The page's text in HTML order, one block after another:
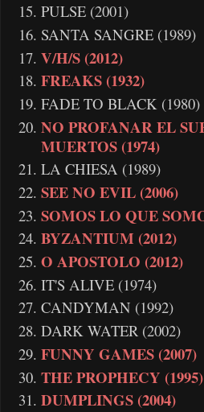
PULSE (2001)
SANTA SANGRE (1989)
V/H/S (2012)
FREAKS (1932)
FADE TO BLACK (1980)
NO PROFANAR EL
MUERTOS (1974)
LA CHIESA (1989)
SEE NO EVIL (2006)
SOMOS LO QUE
BYZANTIUM (2012)
O APOSTOLO (2012)
IT'S ALIVE (1974)
CANDYMAN (1992)
DARK WATER (2002)
FUNNY GAMES (2007)
THE PROPHECY (1995)
DUMPLINGS (2004)